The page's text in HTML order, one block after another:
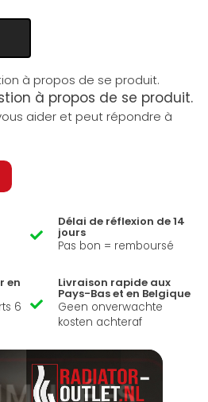
à propos de se produit.
aider et peut répondre à
Délai de réflexion de 14
jours
Pas bon = remboursé
en
6
Livraison rapide aux
Pays-Bas et en Belgique
Geen onverwachte
kosten achteraf